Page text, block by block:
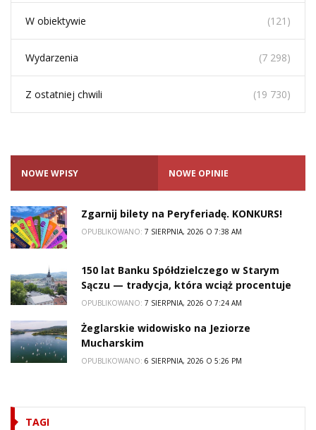
W obiektywie (121)
Wydarzenia (7 298)
Z ostatniej chwili (19 730)
NOWE WPISY NOWE OPINIE
Zgarnij bilety na Peryferiadę. KONKURS!
OPUBLIKOWANO: 7 SIERPNIA, 2026 O 7:38 AM
150 lat Banku Spółdzielczego w Starym
Sączu — tradycja, która wciąż procentuje
OPUBLIKOWANO: 7 SIERPNIA, 2026 O 7:24 AM
Żeglarskie widowisko na Jeziorze
Mucharskim
OPUBLIKOWANO: 6 SIERPNIA, 2026 O 5:26 PM
TAGI